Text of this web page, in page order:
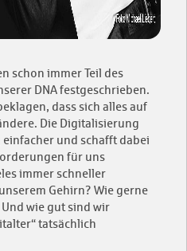
schon immer Teil des
DNA festgeschrieben.
dass sich alles auf
Die Digitalisierung
einfacher und schafft dabei
für uns
immer schneller
Gehirn? Wie gerne
wie gut sind wir
tatsächlich